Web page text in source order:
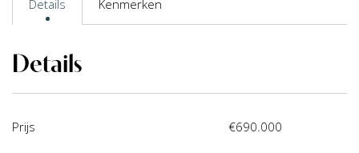
Details Kenmerken
Details
Prijs €690.000